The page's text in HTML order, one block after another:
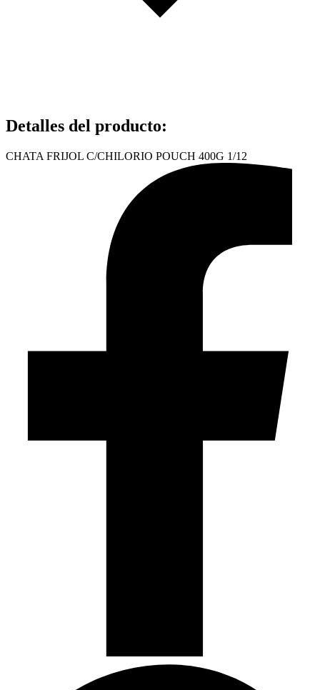
Detalles del producto:
CHATA FRIJOL C/CHILORIO POUCH 400G 1/12